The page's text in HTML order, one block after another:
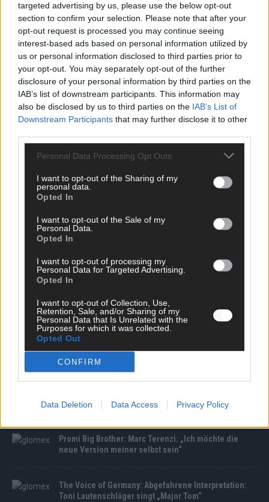
targeted advertising by us, please use the below opt-out
section to confirm your selection. Please note that after your
opt-out request is processed you may continue seeing
interest-based ads based on personal information utilized by
us or personal information disclosed to third parties prior to
your opt-out. You may separately opt-out of the further
disclosure of your personal information by third parties on the
IAB’s list of downstream participants. This information may
also be disclosed by us to third parties on the IAB’s List of
Downstream Participants that may further disclose it to other
Personal Data Processing Opt Outs
I want to opt-out of the Sharing of my
personal data.
Opted In
I want to opt-out of the Sale of my
Personal Data.
Opted In
I want to opt-out of processing my
Personal Data for Targeted Advertising.
Opted In
I want to opt-out of Collection, Use,
Retention, Sale, and/or Sharing of my
Personal Data that Is Unrelated with the
Purposes for which it was collected.
Opted Out
CONFIRM
Data Deletion Data Access Privacy Policy
E-Mail
AD
FOLGE UNS BEI FACEBOOK
MEDIATHEK
Ehemalige Sieger laufen beim Jubiläums-Finale!
Promi Big Brother: Marc Terenzi: „Ich möchte die
neue Version meiner selbst sein“
The Voice of Germany: Abgefahrene Interpretation:
Toni Lautenschläger singt „Major Tom“